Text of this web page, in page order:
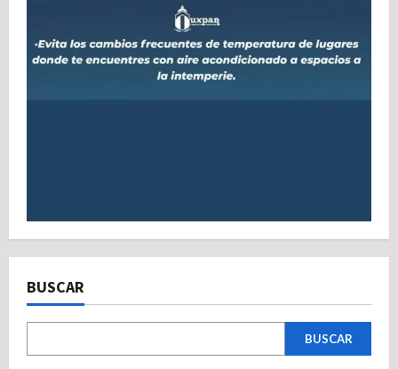
BUSCAR
BUSCAR